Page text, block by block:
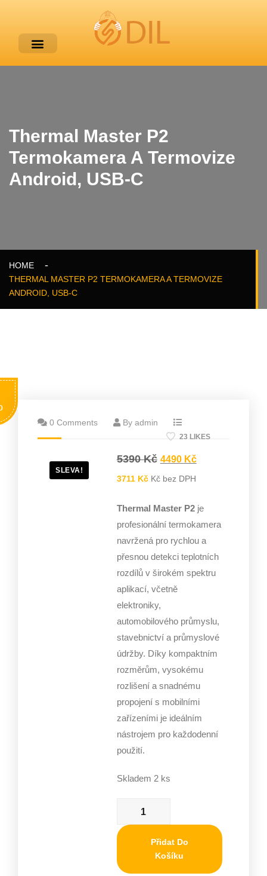
Thermal Master P2
Termokamera A Termovize
Android, USB-C
HOME
THERMAL MASTER P2 TERMOKAMERA A TERMOVIZE
ANDROID, USB-C
0 Comments By admin
23 LIKES
SLEVA!
5390Kč 4490 Kč
3711 KčKč bez DPH
Thermal Master P2je
profesionální termokamera
navržená pro rychlou a
přesnou detekci teplotních
rozdílů v širokém spektru
aplikací, včetně
elektroniky,
automobilového průmyslu,
stavebnictví a průmyslové
údržby. Díky kompaktním
rozměrům, vysokému
rozlišení a snadnému
propojení s mobilními
zařízeními je ideálním
nástrojem pro každodenní
použití.
Skladem 2 ks
Přidat Do
Košíku